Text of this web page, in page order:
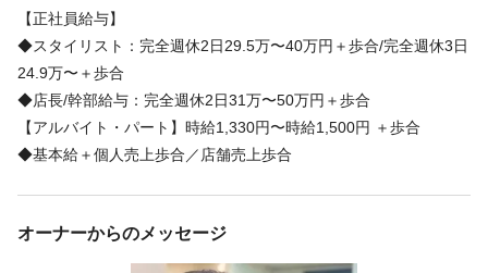
【正社員給与】
◆スタイリスト：完全週休2日29.5万〜40万円＋歩合/完全週休3日
24.9万〜＋歩合
◆店長/幹部給与：完全週休2日31万〜50万円＋歩合
【アルバイト・パート】時給1,330円〜時給1,500円 ＋歩合
◆基本給＋個人売上歩合／店舗売上歩合
オーナーからのメッセージ